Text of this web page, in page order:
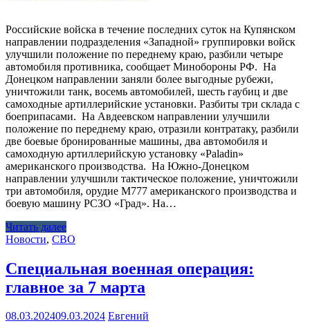
Российские войска в течение последних суток на Купянском
направлении подразделения «Западной» группировки войск
улучшили положение по переднему краю, разбили четыре
автомобиля противника, сообщает Минобороны РФ. На
Донецком направлении заняли более выгодные рубежи,
уничтожили танк, восемь автомобилей, шесть гаубиц и две
самоходные артиллерийские установки. Разбиты три склада с
боеприпасами. На Авдеевском направлении улучшили
положение по переднему краю, отразили контратаку, разбили
две боевые бронированные машины, два автомобиля и
самоходную артиллерийскую установку «Paladin»
американского производства. На Южно-Донецком
направлении улучшили тактическое положение, уничтожили
три автомобиля, орудие М777 американского производства и
боевую машину РСЗО «Град». На…
Читать далее
Новости, СВО
Специальная военная операция:
главное за 7 марта
08.03.202409.03.2024 Евгений